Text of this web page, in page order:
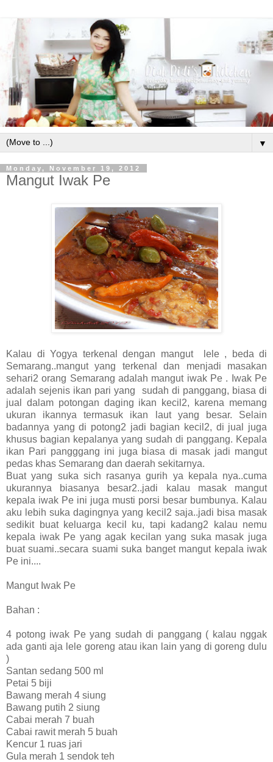
▼
Monday, November 19, 2012
Mangut Iwak Pe
Kalau di Yogya terkenal dengan mangut lele , beda di
Semarang..mangut yang terkenal dan menjadi masakan
sehari2 orang Semarang adalah mangut iwak Pe . Iwak Pe
adalah sejenis ikan pari yang sudah di panggang, biasa di
jual dalam potongan daging ikan kecil2, karena memang
ukuran ikannya termasuk ikan laut yang besar. Selain
badannya yang di potong2 jadi bagian kecil2, di jual juga
khusus bagian kepalanya yang sudah di panggang. Kepala
ikan Pari pangggang ini juga biasa di masak jadi mangut
pedas khas Semarang dan daerah sekitarnya.
Buat yang suka sich rasanya gurih ya kepala nya..cuma
ukurannya biasanya besar2..jadi kalau masak mangut
kepala iwak Pe ini juga musti porsi besar bumbunya. Kalau
aku lebih suka dagingnya yang kecil2 saja..jadi bisa masak
sedikit buat keluarga kecil ku, tapi kadang2 kalau nemu
kepala iwak Pe yang agak kecilan yang suka masak juga
buat suami..secara suami suka banget mangut kepala iwak
Pe ini....
Mangut Iwak Pe
Bahan :
4 potong iwak Pe yang sudah di panggang ( kalau nggak
ada ganti aja lele goreng atau ikan lain yang di goreng dulu
)
Santan sedang 500 ml
Petai 5 biji
Bawang merah 4 siung
Bawang putih 2 siung
Cabai merah 7 buah
Cabai rawit merah 5 buah
Kencur 1 ruas jari
Gula merah 1 sendok teh